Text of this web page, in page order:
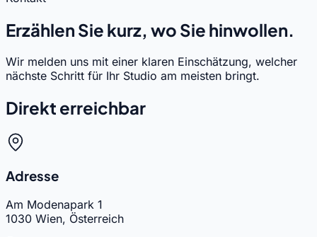
Erzählen Sie kurz, wo Sie hinwollen.
Wir melden uns mit einer klaren Einschätzung, welcher
nächste Schritt für Ihr Studio am meisten bringt.
Direkt erreichbar
Adresse
Am Modenapark 1
1030 Wien, Österreich